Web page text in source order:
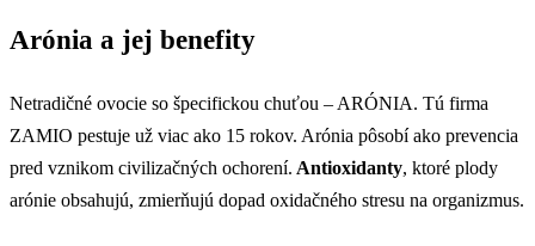
Arónia a jej benefity
Netradičné ovocie so špecifickou chuťou – ARÓNIA. Tú firma
ZAMIO pestuje už viac ako 15 rokov. Arónia pôsobí ako prevencia
pred vznikom civilizačných ochorení. Antioxidanty, ktoré plody
arónie obsahujú, zmierňujú dopad oxidačného stresu na organizmus.